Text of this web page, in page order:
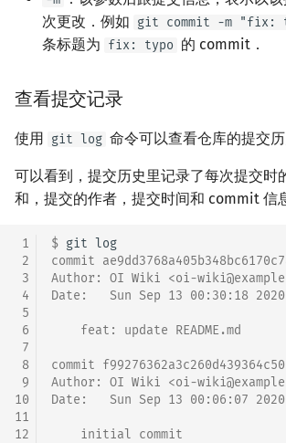
次更改．例如 git commit -m "fix:
条标题为 fix: typo 的 commit．
查看提交记录
使用 git log 命令可以查看仓库的提交历
可以看到，提交历史里记录了每次提交时
和，提交的作者，提交时间和 commit 信
1
2
3
4
5
6
7
8
9
10
11
12
$ git
commit
Author: OI Wiki <oi-
Date:   Sun Sep 13 00:30:18 2020
    feat: update README.md
commit
Author: OI Wiki <oi-
Date:   Sun Sep 13 00:06:07 2020
    initial commit